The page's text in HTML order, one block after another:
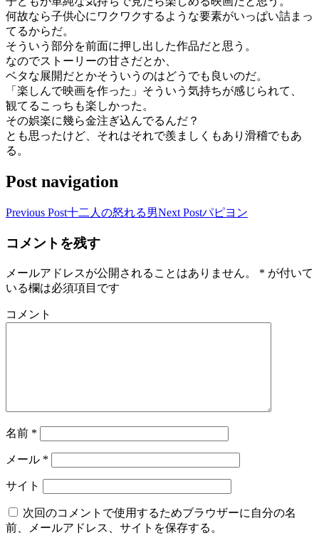
何故なら子供心にワクワクするような要素がいっぱい詰まっ
てるからだ。
そういう部分を前面に押し出した作品だと思う。
なのでストーリーの甘さだとか、
ベタな展開だとかそういうのはどうでも良いのだ。
「楽しんで映画を作った」そういう気持ちが感じられて、
観てるこっちも楽しかった。
その娯楽に幾ら金注ぎ込んでるんだ？
とも思ったけど、それはそれで羨ましくもあり滑稽でもあ
る。
Post navigation
Previous Post十二人の怒れる男Next Postパピヨン
コメントを残す
メールアドレスが公開されることはありません。 * が付いて
いる欄は必須項目です
コメント
名前 *
メール *
サイト
次回のコメントで使用するためブラウザーに自分の名
前、メールアドレス、サイトを保存する。